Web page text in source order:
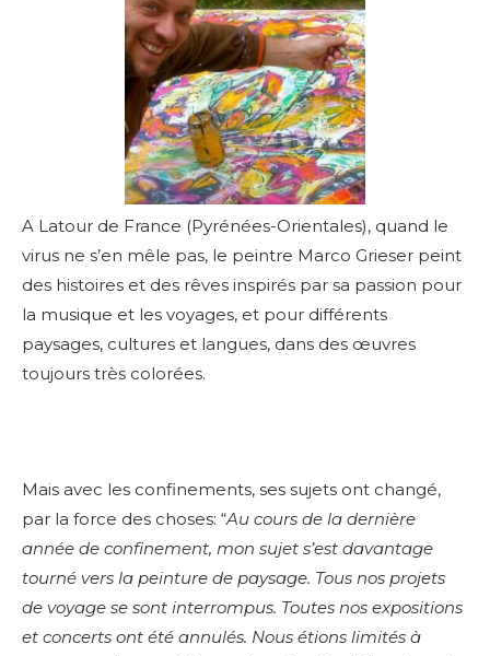
A Latour de France (Pyrénées-Orientales), quand le
virus ne s’en mêle pas, le peintre Marco Grieser peint
des histoires et des rêves inspirés par sa passion pour
la musique et les voyages, et pour différents
paysages, cultures et langues, dans des œuvres
toujours très colorées.
Mais avec les confinements, ses sujets ont changé,
par la force des choses: “Au cours de la dernière
année de confinement, mon sujet s’est davantage
tourné vers la peinture de paysage. Tous nos projets
de voyage se sont interrompus. Toutes nos expositions
et concerts ont été annulés. Nous étions limités à